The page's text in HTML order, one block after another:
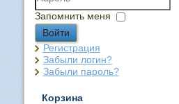
Запомнить меня
Войти
Регистрация
Забыли логин?
Забыли пароль?
Корзина